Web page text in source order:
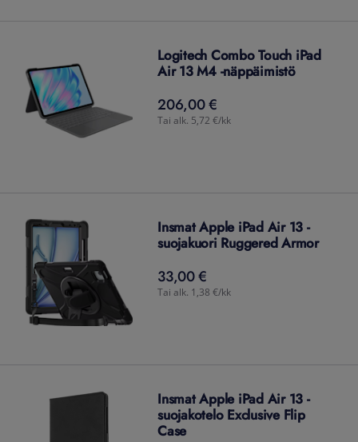
Logitech Combo Touch iPad
Air 13 M4 -näppäimistö
206,00 €
206,00€
Tai alk. 5,72 €/kk
Insmat Apple iPad Air 13 -
suojakuori Ruggered Armor
33,00 €
33,00€
Tai alk. 1,38 €/kk
Insmat Apple iPad Air 13 -
suojakotelo Exclusive Flip
Case